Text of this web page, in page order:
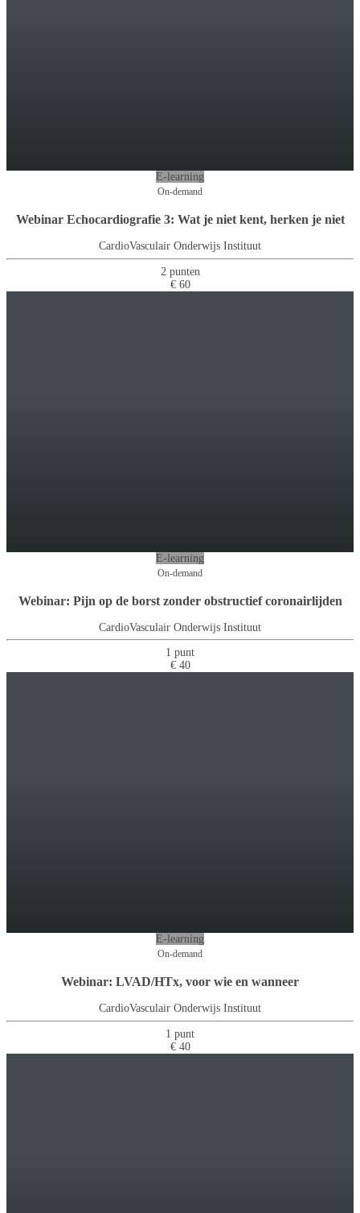
E-learning
On-demand
Webinar Echocardiografie 3: Wat je niet kent, herken je niet
CardioVasculair Onderwijs Instituut
2 punten
€ 60
E-learning
On-demand
Webinar: Pijn op de borst zonder obstructief coronairlijden
CardioVasculair Onderwijs Instituut
1 punt
€ 40
E-learning
On-demand
Webinar: LVAD/HTx, voor wie en wanneer
CardioVasculair Onderwijs Instituut
1 punt
€ 40